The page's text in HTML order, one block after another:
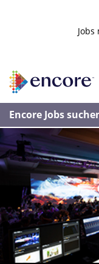
Encore Jobs